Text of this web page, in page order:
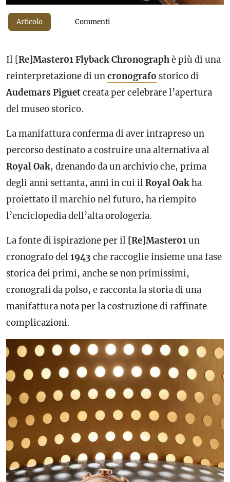
Articolo Commenti
Il [Re]Master01Flyback Chronographè più di una
reinterpretazione di uncronografo storico di
Audemars Piguetcreata per celebrare l’apertura
del museo storico.
La manifattura conferma di aver intrapreso un
percorso destinato a costruire una alternativa al
Royal Oak, drenando da un archivio che, prima
degli anni settanta, anni in cui ilRoyal Oakha
proiettato il marchio nel futuro, ha riempito
l’enciclopedia dell’alta orologeria.
La fonte di ispirazione per il [Re]Master01un
cronografodel1943 che raccoglie insieme una fase
storica dei primi, anche se non primissimi,
cronografi da polso, e racconta la storia di una
manifattura nota per la costruzione di raffinate
complicazioni.